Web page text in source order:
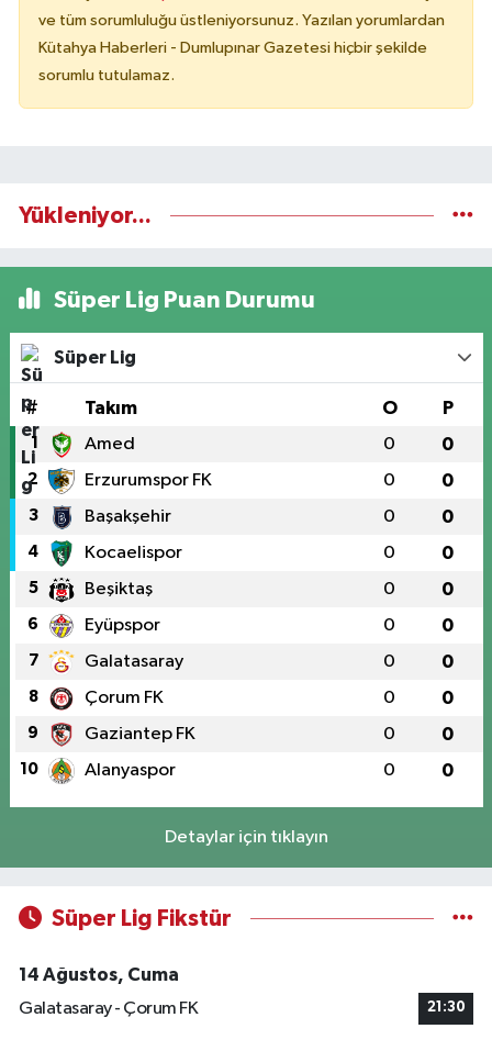
ve tüm sorumluluğu üstleniyorsunuz. Yazılan yorumlardan
Kütahya Haberleri - Dumlupınar Gazetesi hiçbir şekilde
sorumlu tutulamaz.
Yükleniyor...
Süper Lig Puan Durumu
Süper Lig
# Takım O P
1 Amed 0 0
2 Erzurumspor FK 0 0
3 Başakşehir 0 0
4 Kocaelispor 0 0
5 Beşiktaş 0 0
6 Eyüpspor 0 0
7 Galatasaray 0 0
8 Çorum FK 0 0
9 Gaziantep FK 0 0
10 Alanyaspor 0 0
Detaylar için tıklayın
Süper Lig Fikstür
14 Ağustos, Cuma
Galatasaray - Çorum FK
21:30